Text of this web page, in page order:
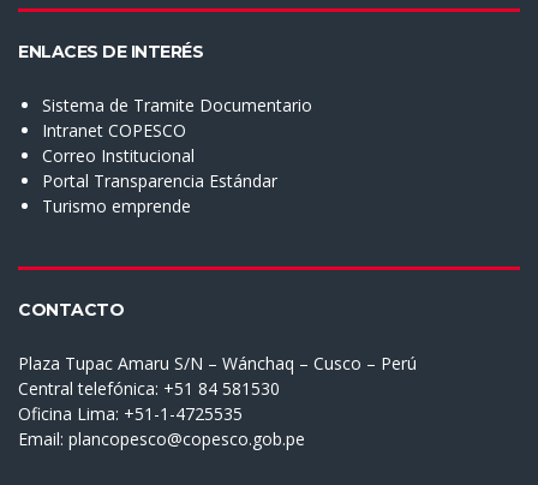
ENLACES DE INTERÉS
Sistema de Tramite Documentario
Intranet COPESCO
Correo Institucional
Portal Transparencia Estándar
Turismo emprende
CONTACTO
Plaza Tupac Amaru S/N – Wánchaq – Cusco – Perú
Central telefónica: +51 84 581530
Oficina Lima: +51-1-4725535
Email: plancopesco@copesco.gob.pe